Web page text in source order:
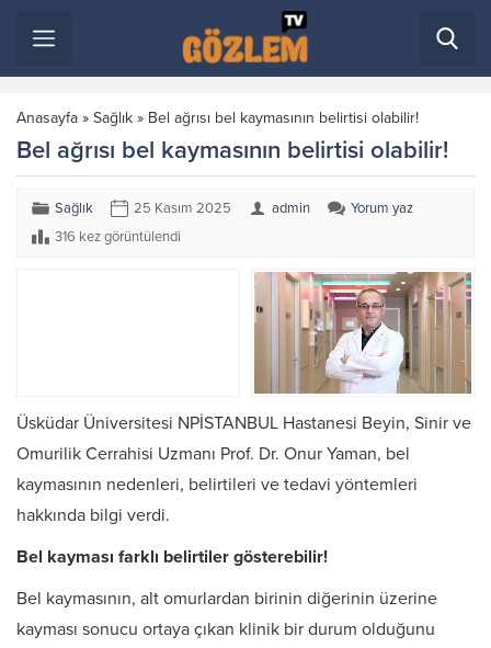
Anasayfa » Sağlık » Bel ağrısı bel kaymasının belirtisi olabilir!
Bel ağrısı bel kaymasının belirtisi olabilir!
Sağlık 25 Kasım 2025 admin
Yorum yaz
316 kez görüntülendi
Üsküdar Üniversitesi NPİSTANBUL Hastanesi Beyin, Sinir ve
Omurilik Cerrahisi Uzmanı Prof. Dr. Onur Yaman, bel
kaymasının nedenleri, belirtileri ve tedavi yöntemleri
hakkında bilgi verdi.
Bel kayması farklı belirtiler gösterebilir!
Bel kaymasının, alt omurlardan birinin diğerinin üzerine
kayması sonucu ortaya çıkan klinik bir durum olduğunu